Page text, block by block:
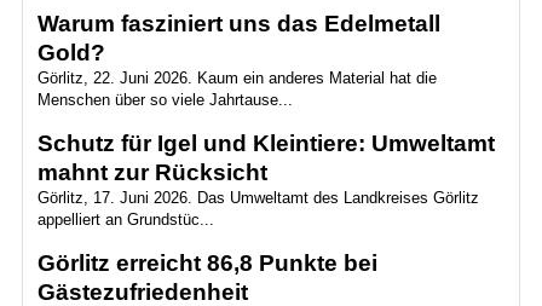
Warum fasziniert uns das Edelmetall
Gold?
Görlitz, 22. Juni 2026. Kaum ein anderes Material hat die
Menschen über so viele Jahrtause...
Schutz für Igel und Kleintiere: Umweltamt
mahnt zur Rücksicht
Görlitz, 17. Juni 2026. Das Umweltamt des Landkreises Görlitz
appelliert an Grundstüc...
Görlitz erreicht 86,8 Punkte bei
Gästezufriedenheit